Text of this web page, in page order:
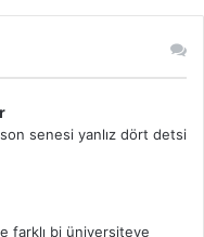
son senesi yanlız dört detsi
farklı bi üniversiteye